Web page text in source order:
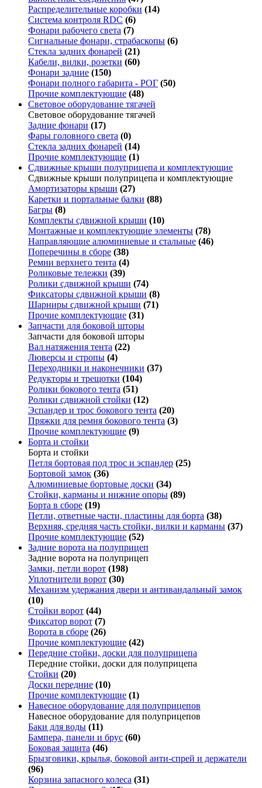
Распределительные коробки (14)
Система контроля RDC (6)
Фонари рабочего света (7)
Сигнальные фонари, страбаскопы (6)
Стекла задних фонарей (21)
Кабели, вилки, розетки (60)
Фонари задние (150)
Фонари полного габарита - РОГ (50)
Прочие комплектующие (48)
Световое оборудование тягачей
Световое оборудование тягачей
Задние фонари (17)
Фары головного света (0)
Стекла задних фонарей (14)
Прочие комплектующие (1)
Сдвижные крыши полуприцепа и комплектующие
Сдвижные крыши полуприцепа и комплектующие
Амортизаторы крыши (27)
Каретки и портальные балки (88)
Багры (8)
Комплекты сдвижной крыши (10)
Монтажные и комплектующие элементы (78)
Направляющие алюминиевые и стальные (46)
Поперечины в сборе (38)
Ремни верхнего тента (4)
Роликовые тележки (39)
Ролики сдвижной крыши (74)
Фиксаторы сдвижной крыши (8)
Шарниры сдвижной крыши (71)
Прочие комплектующие (31)
Запчасти для боковой шторы
Запчасти для боковой шторы
Вал натяжения тента (22)
Люверсы и стропы (4)
Переходники и наконечники (37)
Редукторы и трещотки (104)
Ролики бокового тента (51)
Ролики сдвижной стойки (12)
Эспандер и трос бокового тента (20)
Пряжки для ремня бокового тента (3)
Прочие комплектующие (9)
Борта и стойки
Борта и стойки
Петля бортовая под трос и эспандер (25)
Бортовой замок (36)
Алюминиевые бортовые доски (34)
Стойки, карманы и нижние опоры (89)
Борта в сборе (19)
Петли, ответные части, пластины для борта (38)
Верхняя, средняя часть стойки, вилки и карманы (37)
Прочие комплектующие (52)
Задние ворота на полуприцеп
Задние ворота на полуприцеп
Замки, петли ворот (198)
Уплотнители ворот (30)
Механизм удержания двери и антивандальный замок
(10)
Стойки ворот (44)
Фиксатор ворот (7)
Ворота в сборе (26)
Прочие комплектующие (42)
Передние стойки, доски для полуприцепа
Передние стойки, доски для полуприцепа
Стойки (20)
Доски передние (10)
Прочие комплектующие (1)
Навесное оборудование для полуприцепов
Навесное оборудование для полуприцепов
Баки для воды (11)
Бампера, панели и брус (60)
Боковая защита (46)
Брызговики, крылья, боковой анти-спрей и держатели
(96)
Корзина запасного колеса (31)